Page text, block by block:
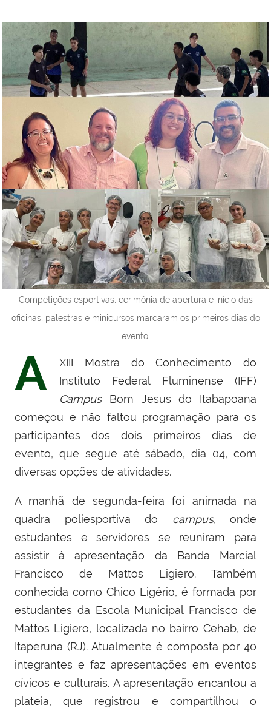
Competições esportivas, cerimônia de abertura e início das
oficinas, palestras e minicursos marcaram os primeiros dias do
evento.
A
XIII Mostra do Conhecimento do
Instituto Federal Fluminense (IFF)
CampusBom Jesus do Itabapoana
começou e não faltou programação para os
participantes dos dois primeiros dias de
evento, que segue até sábado, dia 04, com
diversas opções de atividades.
A manhã de segunda-feira foi animada na
quadra poliesportiva do campus, onde
estudantes e servidores se reuniram para
assistir à apresentação da Banda Marcial
Francisco de Mattos Ligiero. Também
conhecida como Chico Ligério, é formada por
estudantes da Escola Municipal Francisco de
Mattos Ligiero, localizada no bairro Cehab, de
Itaperuna (RJ). Atualmente é composta por 40
integrantes e faz apresentações em eventos
cívicos e culturais. A apresentação encantou a
plateia, que registrou e compartilhou o